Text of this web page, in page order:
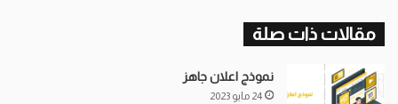
مقالات ذات صلة
نموذج اعلان جاهز
24 مايو 2023